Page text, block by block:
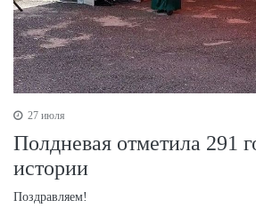
27 июля
Полдневая отметила 291
истории
Поздравляем!